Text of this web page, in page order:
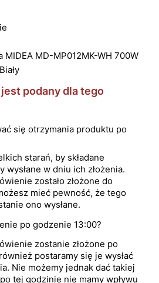
MD-MP012MK-WH 700W
podany dla tego
się otrzymania produktu po
starań, by składane
wysłane w dniu ich złożenia.
zostało złożone do
mieć pewność, że tego
ono wysłane.
po godzenie 13:00?
zostanie złożone po
postaramy się je wysłać
Nie możemy jednak dać takiej
tej godzinie nie mamy wpływu